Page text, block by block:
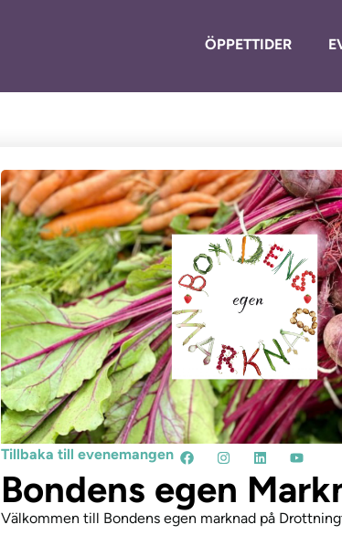
ÖPPETTIDER
Tillbaka till evenemangen
Bondens egen
Välkommen till Bondens egen marknad på